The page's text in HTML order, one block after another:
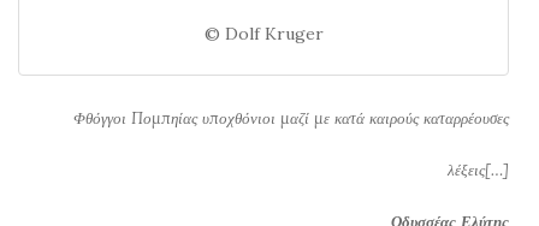
© Dolf Kruger
Φθόγγοι Πομπηίας υποχθόνιοι μαζί με κατά καιρούς καταρρέουσες
λέξεις[…]
Οδυσσέας Ελύτης